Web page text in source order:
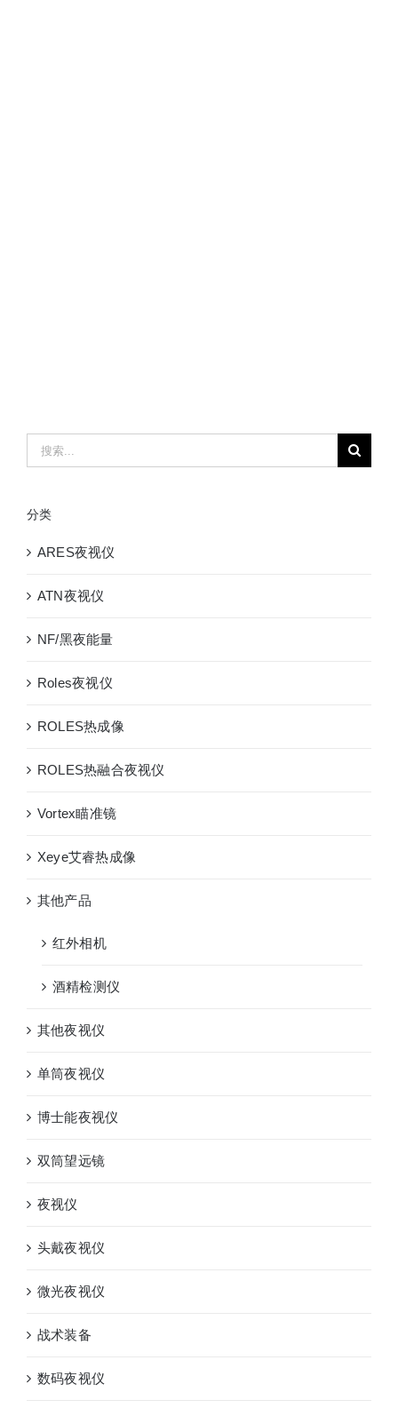
索：
分类
ARES夜视仪
ATN夜视仪
NF/黑夜能量
Roles夜视仪
ROLES热成像
ROLES热融合夜视仪
Vortex瞄准镜
Xeye艾睿热成像
其他产品
红外相机
酒精检测仪
其他夜视仪
单筒夜视仪
博士能夜视仪
双筒望远镜
夜视仪
头戴夜视仪
微光夜视仪
战术装备
数码夜视仪